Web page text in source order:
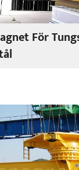
För